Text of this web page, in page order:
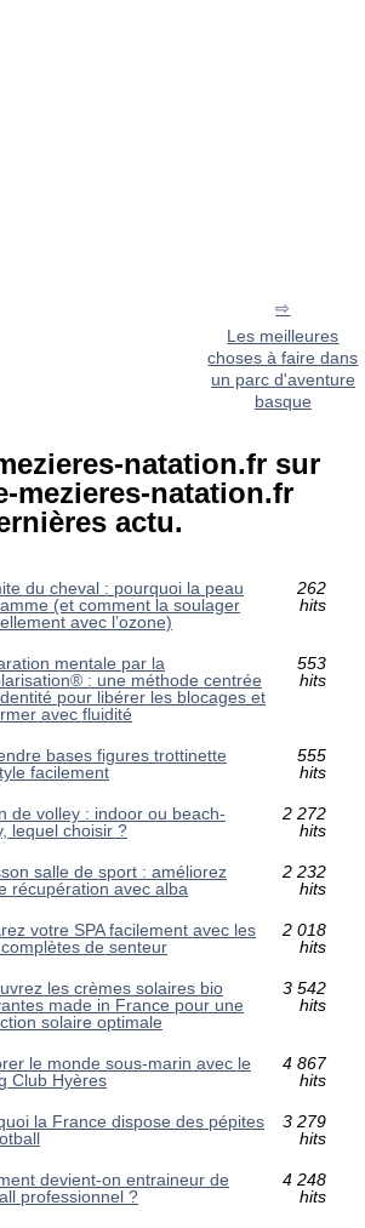
Les meilleures
choses à faire dans
un parc d'aventure
basque
natation.fr sur
mezieres-natation.fr
actu.
du cheval : pourquoi la peau
(et comment la soulager
avec l’ozone)
262
hits
mentale par la
: une méthode centrée
pour libérer les blocages et
avec fluidité
553
hits
bases figures trottinette
facilement
555
hits
de volley : indoor ou beach-
lequel choisir ?
2 272
hits
salle de sport : améliorez
récupération avec alba
2 232
hits
votre SPA facilement avec les
de senteur
2 018
hits
les crèmes solaires bio
made in France pour une
solaire optimale
3 542
hits
le monde sous-marin avec le
Club Hyères
4 867
hits
la France dispose des pépites
3 279
hits
devient-on entraineur de
professionnel ?
4 248
hits